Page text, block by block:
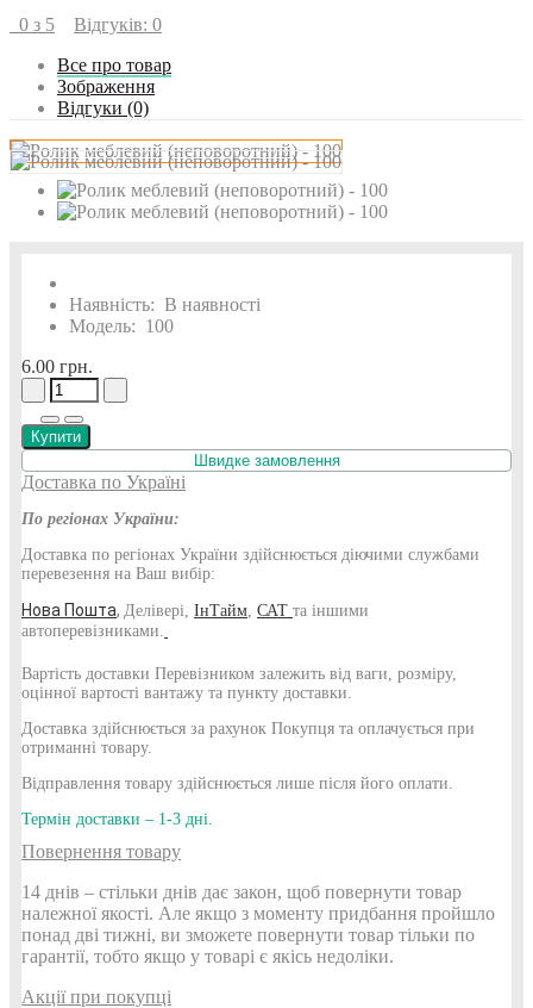
0 з 5
Відгуків: 0
Все про товар
Зображення
Відгуки (0)
Наявність: В наявності
Модель: 100
6.00 грн.
Купити
Швидке замовлення
Доставка по Україні
По регіонах України:
Доставка по регіонах України здійснюється діючими службами
перевезення на Ваш вибір:
Нова Пошта, Делівері, ІнТайм САТ та іншими
автоперевізниками.
Вартість доставки Перевізником залежить від ваги, розміру,
оцінної вартості вантажу та пункту доставки.
Доставка здійснюється за рахунок Покупця та оплачується при
отриманні товару.
Відправлення товару здійснюється лише після його оплати.
Термін доставки – 1-3 дні.
Повернення товару
14 днів – стільки днів дає закон, щоб повернути товар
належної якості. Але якщо з моменту придбання пройшло
понад дві тижні, ви зможете повернути товар тільки по
гарантії, тобто якщо у товарі є якісь недоліки.
Акції при покупці